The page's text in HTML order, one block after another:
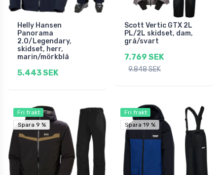
Helly Hansen
Panorama
2.0/Legendary,
skidset, herr,
marin/mörkblå
5.443 SEK
Scott Vertic GTX 2L
PL/2L skidset, dam,
grå/svart
7.769 SEK
9.848 SEK
Fri frakt
Spara 9 %
Spara 9 %
Fri frakt
Spara 19 %